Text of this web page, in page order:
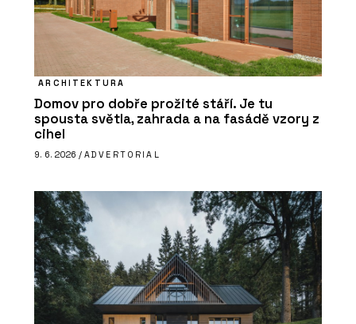
ARCHITEKTURA
Domov pro dobře prožité stáří. Je tu
spousta světla, zahrada a na fasádě vzory z
cihel
9. 6. 2026 / ADVERTORIAL